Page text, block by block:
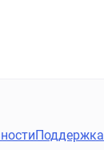
Поддержка